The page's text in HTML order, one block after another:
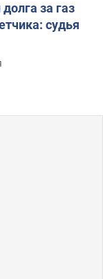
за газ
судья